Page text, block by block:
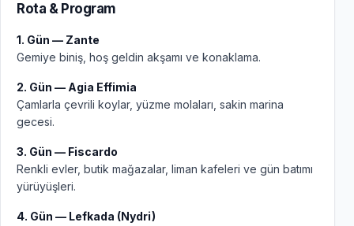
Rota & Program
1. Gün — Zante
Gemiye biniş, hoş geldin akşamı ve konaklama.
2. Gün — Agia Effimia
Çamlarla çevrili koylar, yüzme molaları, sakin marina
gecesi.
3. Gün — Fiscardo
Renkli evler, butik mağazalar, liman kafeleri ve gün batımı
yürüyüşleri.
4. Gün — Lefkada (Nydri)